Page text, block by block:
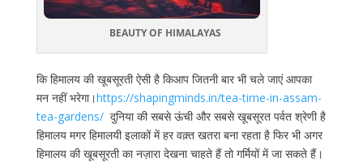
BEAUTY OF HIMALAYAS
कि हिमालय की खूबसूरती ऐसी है किआप जितनी बार भी चले जाएं आपका
मन नहीं भरेगा।https://shapingminds.in/tea-time-in-assam-
tea-gardens/दुनिया की सबसे ऊंची और सबसे खूबसूरत पर्वत श्रेणी है
हिमालय मगर हिमालयी इलाकों में हर वक़्त खतरा बना रहता है फिर भी अगर
हिमालय की खूबसूरती का नज़ारा देखना चाहते हैं तो गर्मियों में जा सकते हैं।